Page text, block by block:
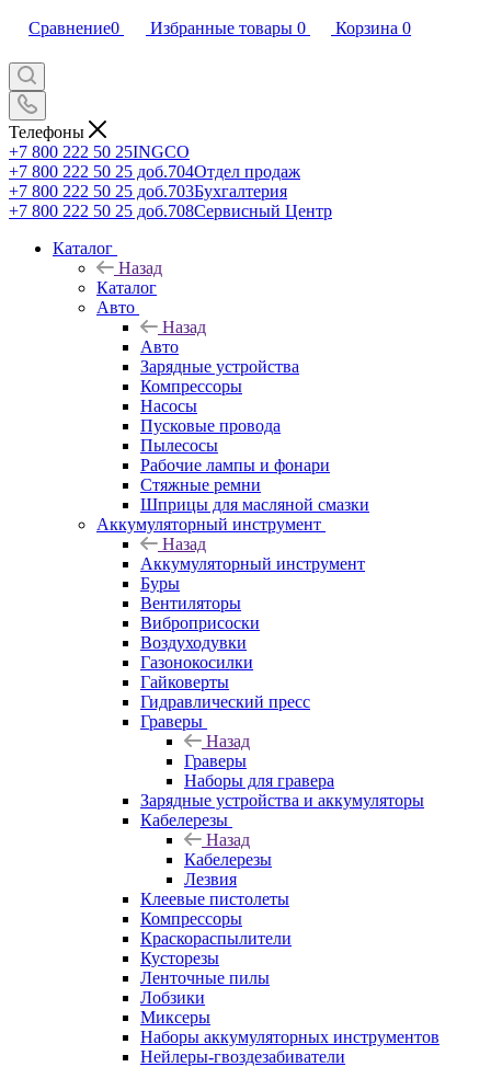
Сравнение0 Избранные товары 0 Корзина 0
Телефоны
+7 800 222 50 25INGCO
+7 800 222 50 25 доб.704Отдел продаж
+7 800 222 50 25 доб.703Бухгалтерия
+7 800 222 50 25 доб.708Сервисный Центр
Каталог
Назад
Каталог
Авто
Назад
Авто
Зарядные устройства
Компрессоры
Насосы
Пусковые провода
Пылесосы
Рабочие лампы и фонари
Стяжные ремни
Шприцы для масляной смазки
Аккумуляторный инструмент
Назад
Аккумуляторный инструмент
Буры
Вентиляторы
Виброприсоски
Воздуходувки
Газонокосилки
Гайковерты
Гидравлический пресс
Граверы
Назад
Граверы
Наборы для гравера
Зарядные устройства и аккумуляторы
Кабелерезы
Назад
Кабелерезы
Лезвия
Клеевые пистолеты
Компрессоры
Краскораспылители
Кусторезы
Ленточные пилы
Лобзики
Миксеры
Наборы аккумуляторных инструментов
Нейлеры-гвоздезабиватели